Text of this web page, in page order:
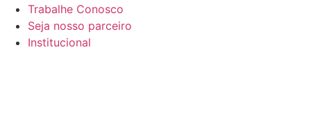
Trabalhe Conosco
Seja nosso parceiro
Institucional